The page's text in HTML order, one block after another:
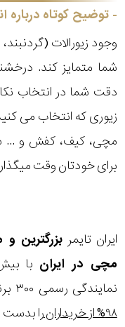
توضیح کوتاه
وجود زیورالات
شما متمایز کند.
دقت شما در انتخاب
زیوری که انتخاب می
مچی، کیف، کفش و ...
برای خودتان وقت
ایران تایمر بزرگترین و
مچی در ایران
نمایندگی رسمی ۳۰۰ برند جهانی است و توانسته ایم
۹۸% از خریداران
را بدست